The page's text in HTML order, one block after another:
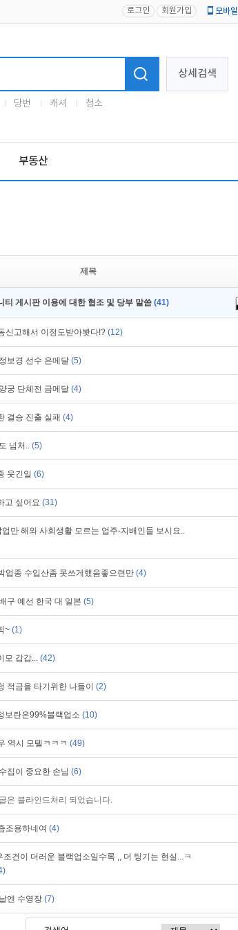
로그인 회원가입 모바일
상세검색
당번 캐셔 청소
부동산
제목
티 게시판 이용에 대한 협조 및 당부 말씀 (41)
신고해서 이정도받아봣다!? (12)
보경 선수 은메달 (5)
궁 단체전 금메달 (4)
결승 진출 실패 (4)
넘처.. (5)
웃긴일 (6)
고 싶어요 (31)
업만 해와 사회생활 모르는 업주-지배인들 보시요..
업종 수입산좀 못쓰게했음좋으련만 (4)
구 예선 한국 대 일본 (5)
~ (1)
모 갑갑... (42)
적금을 타기위한 나들이 (2)
보란은99%블랙업소 (10)
역시 모텔ㅋㅋㅋ (49)
집이 중요한 손님 (6)
은 블라인드처리 되었습니다.
조용하네여 (4)
조건이 더러운 블랙업소일수록 ,, 더 팅기는 현실...ㅋ
엔 수영장 (7)